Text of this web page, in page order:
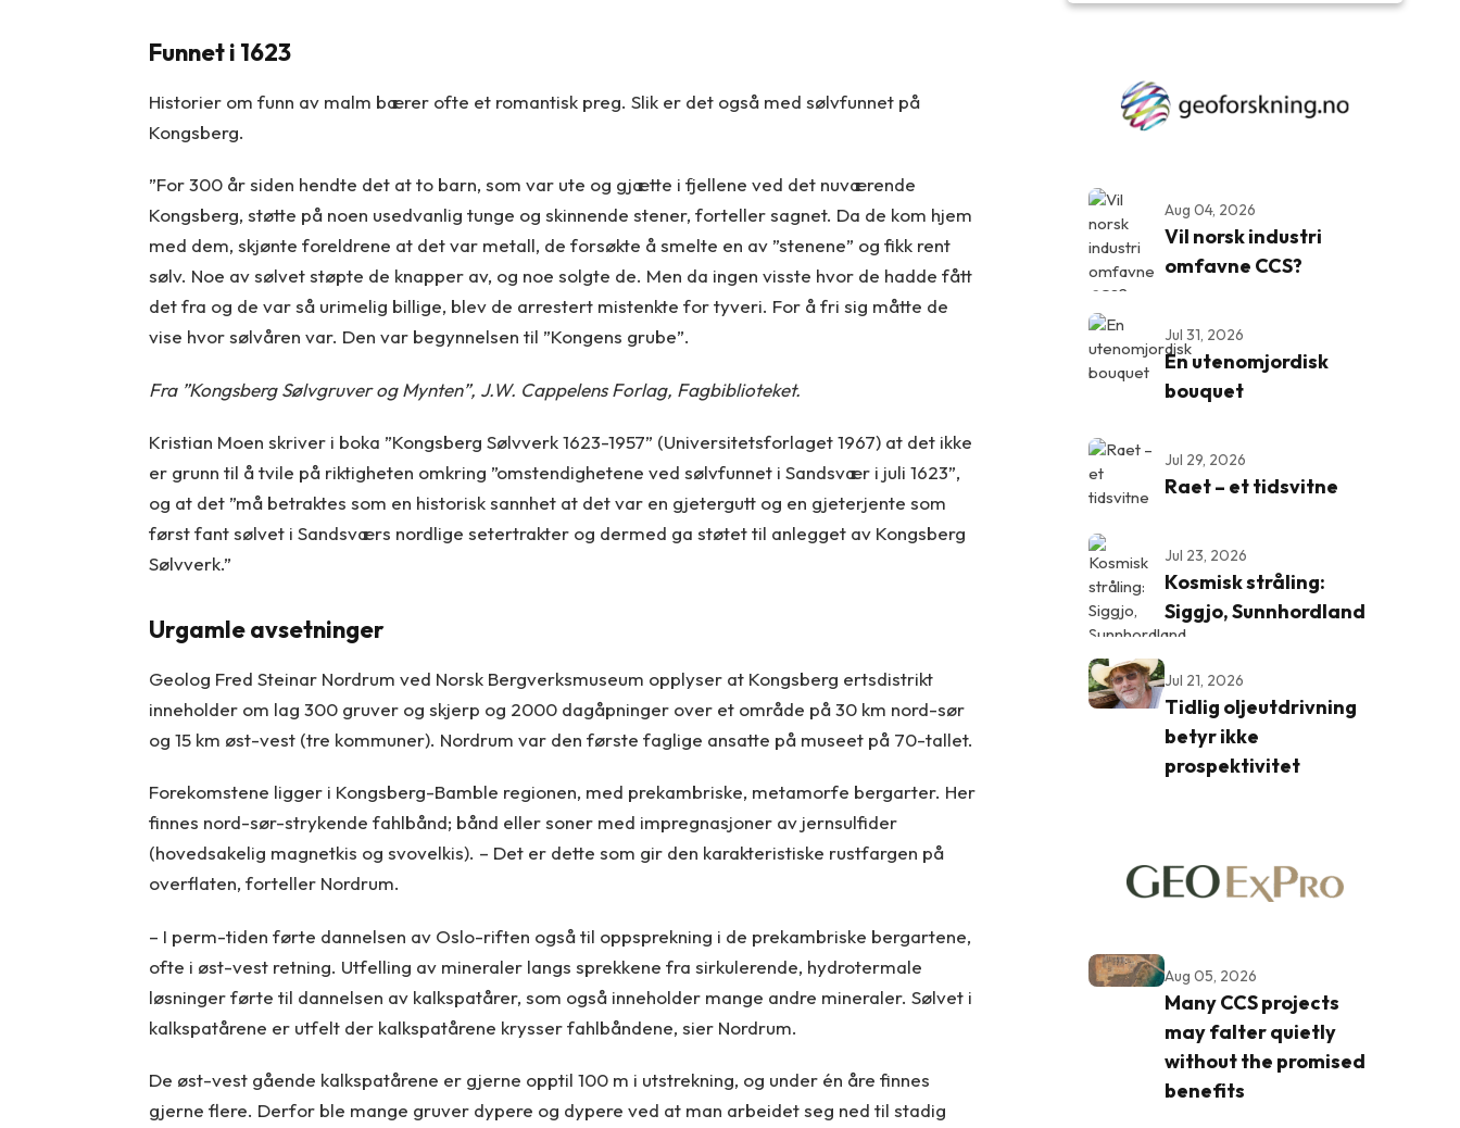
Funnet i 1623
Historier om funn av malm bærer ofte et romantisk preg. Slik er det også med sølvfunnet på
Kongsberg.
”For 300 år siden hendte det at to barn, som var ute og gjætte i fjellene ved det nuværende
Kongsberg, støtte på noen usedvanlig tunge og skinnende stener, forteller sagnet. Da de kom hjem
med dem, skjønte foreldrene at det var metall, de forsøkte å smelte en av ”stenene” og fikk rent
sølv. Noe av sølvet støpte de knapper av, og noe solgte de. Men da ingen visste hvor de hadde fått
det fra og de var så urimelig billige, blev de arrestert mistenkte for tyveri. For å fri sig måtte de
vise hvor sølvåren var. Den var begynnelsen til ”Kongens grube”.
Fra ”Kongsberg Sølvgruver og Mynten”, J.W. Cappelens Forlag, Fagbiblioteket.
Kristian Moen skriver i boka ”Kongsberg Sølvverk 1623-1957” (Universitetsforlaget 1967) at det ikke
er grunn til å tvile på riktigheten omkring ”omstendighetene ved sølvfunnet i Sandsvær i juli 1623”,
og at det ”må betraktes som en historisk sannhet at det var en gjetergutt og en gjeterjente som
først fant sølvet i Sandsværs nordlige setertrakter og dermed ga støtet til anlegget av Kongsberg
Sølvverk.”
Urgamle avsetninger
Geolog Fred Steinar Nordrum ved Norsk Bergverksmuseum opplyser at Kongsberg ertsdistrikt
inneholder om lag 300 gruver og skjerp og 2000 dagåpninger over et område på 30 km nord-sør
og 15 km øst-vest (tre kommuner). Nordrum var den første faglige ansatte på museet på 70-tallet.
Forekomstene ligger i Kongsberg-Bamble regionen, med prekambriske, metamorfe bergarter. Her
finnes nord-sør-strykende fahlbånd; bånd eller soner med impregnasjoner av jernsulfider
(hovedsakelig magnetkis og svovelkis). – Det er dette som gir den karakteristiske rustfargen på
overflaten, forteller Nordrum.
– I perm-tiden førte dannelsen av Oslo-riften også til oppsprekning i de prekambriske bergartene,
ofte i øst-vest retning. Utfelling av mineraler langs sprekkene fra sirkulerende, hydrotermale
løsninger førte til dannelsen av kalkspatårer, som også inneholder mange andre mineraler. Sølvet i
kalkspatårene er utfelt der kalkspatårene krysser fahlbåndene, sier Nordrum.
De øst-vest gående kalkspatårene er gjerne opptil 100 m i utstrekning, og under én åre finnes
gjerne flere. Derfor ble mange gruver dypere og dypere ved at man arbeidet seg ned til stadig
Aug 04, 2026
Vil norsk industri
omfavne CCS?
Jul 31, 2026
En utenomjordisk
bouquet
Jul 29, 2026
Raet – et tidsvitne
Jul 23, 2026
Kosmisk stråling:
Siggjo, Sunnhordland
Jul 21, 2026
Tidlig oljeutdrivning
betyr ikke
prospektivitet
Aug 05, 2026
Many CCS projects
may falter quietly
without the promised
benefits